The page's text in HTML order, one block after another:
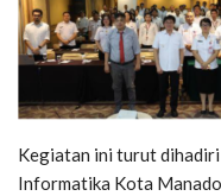
Kegiatan ini turut dihadiri
Informatika Kota